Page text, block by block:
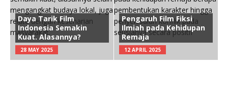
Daya Tarik Film
Indonesia Semakin
Kuat. Alasannya?
28 MAY 2025
Pengaruh Film Fiksi
Ilmiah pada Kehidupan
Remaja
12 APRIL 2025